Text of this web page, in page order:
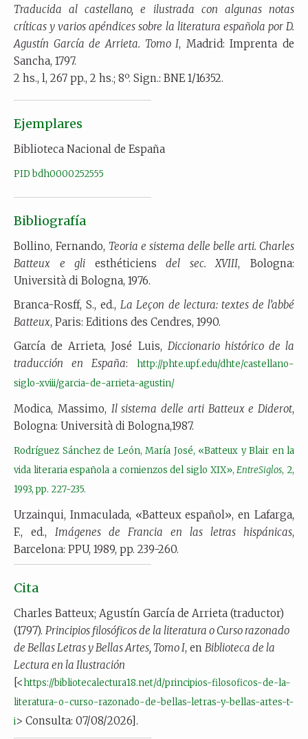
Traducida al castellano, e ilustrada con algunas notas
críticas y varios apéndices sobre la literatura española por D.
Agustín García de Arrieta. Tomo I, Madrid: Imprenta de
Sancha, 1797.
2 hs., l, 267 pp., 2 hs.; 8º. Sign.: BNE 1/16352.
Ejemplares
Biblioteca Nacional de España
PID bdh0000252555
Bibliografía
Bollino, Fernando, Teoria e sistema delle belle arti. Charles
Batteux e gli esthéticiens del sec. XVIII, Bologna:
Università di Bologna, 1976.
Branca-Rosff, S., ed., La Leçon de lectura: textes de l’abbé
Batteux, Paris: Editions des Cendres, 1990.
García de Arrieta, José Luis, Diccionario histórico de la
traducción en España:
http://phte.upf.edu/dhte/castellano-
siglo-xviii/garcia-de-arrieta-agustin/
Modica, Massimo, Il sistema delle arti Batteux e Diderot,
Bologna: Università di Bologna,1987.
Rodríguez Sánchez de León, María José, «Batteux y Blair en la
vida literaria española a comienzos del siglo XIX»,EntreSiglos, 2,
1993, pp. 227-235.
Urzainqui, Inmaculada, «Batteux español», en Lafarga,
F., ed., Imágenes de Francia en las letras hispánicas,
Barcelona: PPU, 1989, pp. 239-260.
Cita
Charles Batteux; Agustín García de Arrieta (traductor)
(1797). Principios filosóficos de la literatura o Curso razonado
de Bellas Letras y Bellas Artes, Tomo I, en Biblioteca de la
Lectura en la Ilustración
[<https://bibliotecalectura18.net/d/principios-filosoficos-de-la-
literatura-o-curso-razonado-de-bellas-letras-y-bellas-artes-t-
i> Consulta: 07/08/2026].